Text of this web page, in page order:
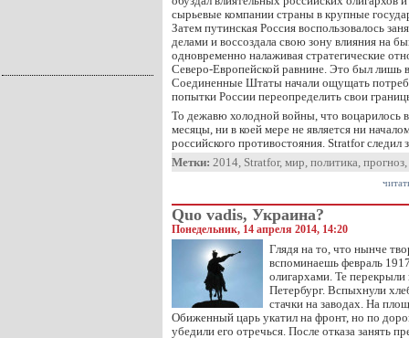
сырьевые компании страны в крупные
Затем путинская Россия воспользовалось
делами и воссоздала свою зону влияния на
одновременно налаживая стратегические
Северо-Европейской равнине. Это был лишь
Соединенные Штаты начали ощущать
попытки России переопределить свои
То дежавю холодной войны, что воцарилось
месяцы, ни в коей мере не является ни
российского противостояния. Stratfor
Метки: 2014, Stratfor, мир, политика, прогноз,
Quo vadis, Украина?
Понедельник, 14 апреля 2014, 14:20
Глядя на то, что нынче
вспоминаешь февраль
олигархами. Те
Петербург. Вспыхнули
стачки на заводах. На
Обиженный царь укатил на фронт, но по
убедили его отречься. После отказа занять